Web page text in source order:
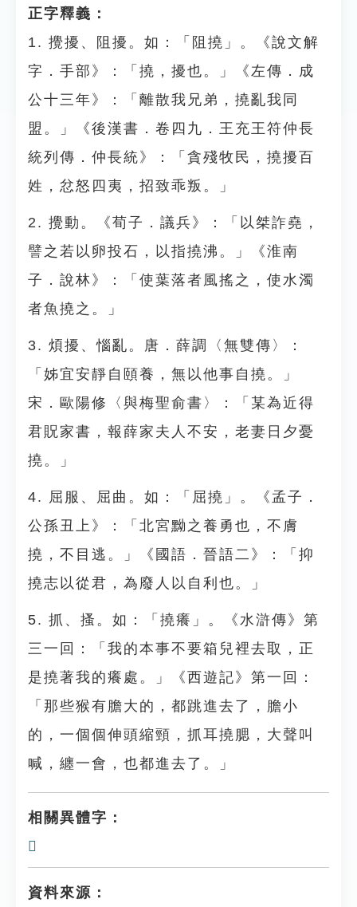
正字釋義：
1. 攪擾、阻擾。如：「阻撓」。《說文解
字．手部》：「撓，擾也。」《左傳．成
公十三年》：「離散我兄弟，撓亂我同
盟。」《後漢書．卷四九．王充王符仲長
統列傳．仲長統》：「貪殘牧民，撓擾百
姓，忿怒四夷，招致乖叛。」
2. 攪動。《荀子．議兵》：「以桀詐堯，
譬之若以卵投石，以指撓沸。」《淮南
子．說林》：「使葉落者風搖之，使水濁
者魚撓之。」
3. 煩擾、惱亂。唐．薛調〈無雙傳〉：
「姊宜安靜自頤養，無以他事自撓。」
宋．歐陽修〈與梅聖俞書〉：「某為近得
君貺家書，報薛家夫人不安，老妻日夕憂
撓。」
4. 屈服、屈曲。如：「屈撓」。《孟子．
公孫丑上》：「北宮黝之養勇也，不膚
撓，不目逃。」《國語．晉語二》：「抑
撓志以從君，為廢人以自利也。」
5. 抓、搔。如：「撓癢」。《水滸傳》第
三一回：「我的本事不要箱兒裡去取，正
是撓著我的癢處。」《西遊記》第一回：
「那些猴有膽大的，都跳進去了，膽小
的，一個個伸頭縮頸，抓耳撓腮，大聲叫
喊，纏一會，也都進去了。」
相關異體字：
𢪼
資料來源：